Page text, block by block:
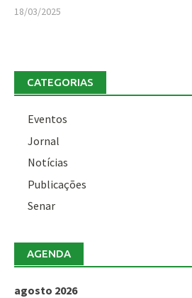
18/03/2025
CATEGORIAS
Eventos
Jornal
Notícias
Publicações
Senar
AGENDA
agosto 2026